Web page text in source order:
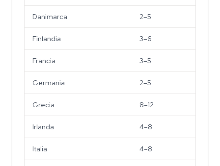
Danimarca 2–5
Finlandia 3–6
Francia 3–5
Germania 2–5
Grecia 8–12
Irlanda 4–8
Italia 4–8